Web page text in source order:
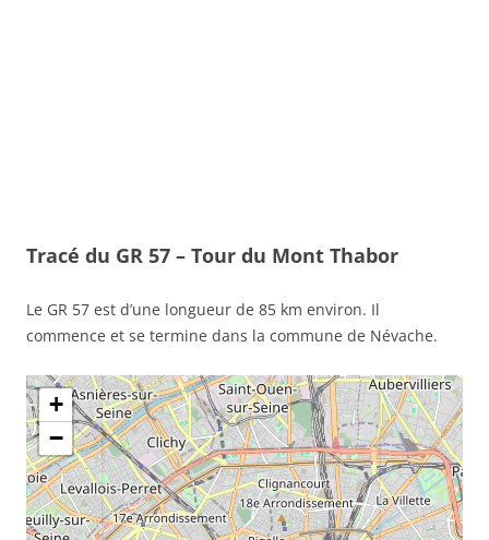
Tracé du GR 57 – Tour du Mont Thabor
Le GR 57 est d’une longueur de 85 km environ. Il
commence et se termine dans la commune de Névache.
+
−